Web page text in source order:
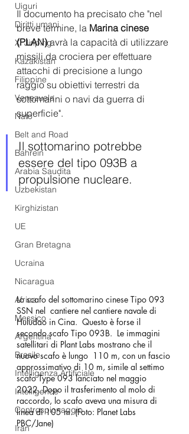
Uiguri
Diritti umani
Xi Jinping
Kazakistan
Filippine
Venezuela
Nato
Belt and Road
Bahrein
Arabia Saudita
Uzbekistan
Kirghizistan
UE
Gran Bretagna
Ucraina
Nicaragua
Africa
Messico
Argentina
Brasile
Intelligenza Artificiale
Intelligence
Controspionaggio
Iran
Il documento ha precisato che "nel
breve termine, la Marina cinese
(PLAN) avrà la capacità di utilizzare
missili da crociera per effettuare
attacchi di precisione a lungo
raggio su obiettivi terrestri da
sottomarini o navi da guerra di
superficie".
Il sottomarino potrebbe
essere del tipo 093B a
propulsione nucleare.
Lo scafo del sottomarino cinese Tipo 093
SSN nel  cantiere nel cantiere navale di
Huludao in Cina.  Questo è forse il
secondo scafo Tipo 093B.  Le immagini
satellitari di Plant Labs mostrano che il
nuovo scafo è lungo  110 m, con un fascio
approssimativo di 10 m, simile al settimo
scafo Type 093 lanciato nel maggio
2022. Dopo il trasferimento al molo di
raccordo, lo scafo aveva una misura di
linea di 105 m. (Foto: Planet Labs
PBC/Jane)